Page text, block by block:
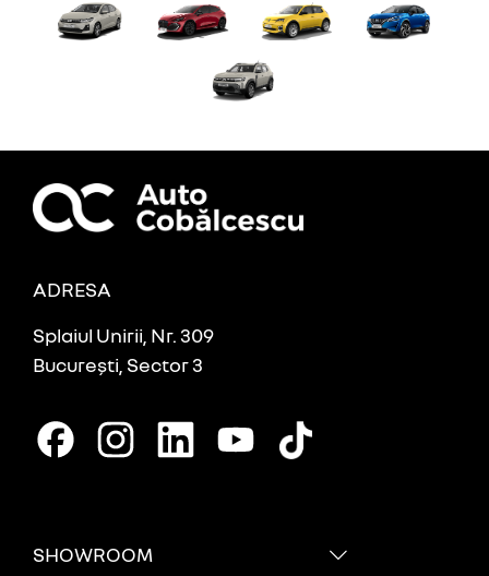
ADRESA
Splaiul Unirii, Nr. 309
București, Sector 3
SHOWROOM